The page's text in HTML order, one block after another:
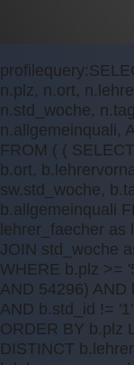
n.plz, n.ort,
n.std_woche,
n.allgemeinquali,
FROM ( (
b.ort,
sw.std_woche,
b.allgemeinquali
lehrer_faecher as
JOIN std_woche
WHERE b.plz >=
AND 54296) AND
AND b.std_id !=
ORDER BY b.plz
DISTINCT